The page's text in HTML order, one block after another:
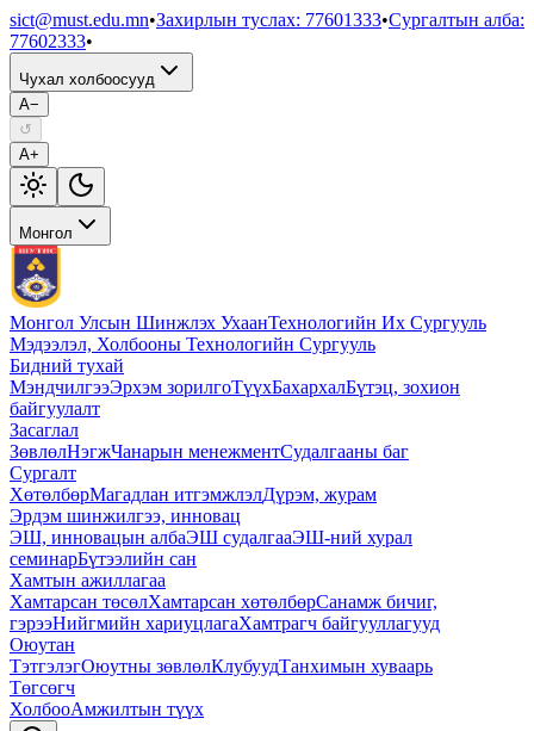
sict@must.edu.mn•Захирлын туслах: 77601333•Сургалтын алба:
77602333•
Чухал холбоосууд
A−
↺
A+
Монгол
Монгол Улсын Шинжлэх УхаанТехнологийн Их Сургууль
Мэдээлэл, Холбооны Технологийн Сургууль
Бидний тухай
МэндчилгээЭрхэм зорилгоТүүхБахархалБүтэц, зохион
байгуулалт
Засаглал
ЗөвлөлНэгжЧанарын менежментСудалгааны баг
Сургалт
ХөтөлбөрМагадлан итгэмжлэлДүрэм, журам
Эрдэм шинжилгээ, инновац
ЭШ, инновацын албаЭШ судалгааЭШ-ний хурал
семинарБүтээлийн сан
Хамтын ажиллагаа
Хамтарсан төсөлХамтарсан хөтөлбөрСанамж бичиг,
гэрээНийгмийн хариуцлагаХамтрагч байгууллагууд
Оюутан
ТэтгэлэгОюутны зөвлөлКлубуудТанхимын хуваарь
Төгсөгч
ХолбооАмжилтын түүх